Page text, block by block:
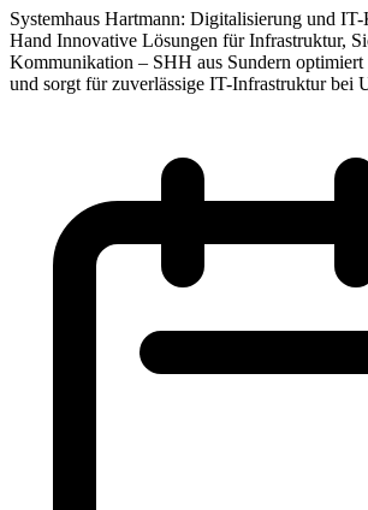
Systemhaus Hartmann: Digitalisierung und
Hand Innovative Lösungen für Infrastruktur,
Kommunikation – SHH aus Sundern
und sorgt für zuverlässige IT-Infrastruktur bei